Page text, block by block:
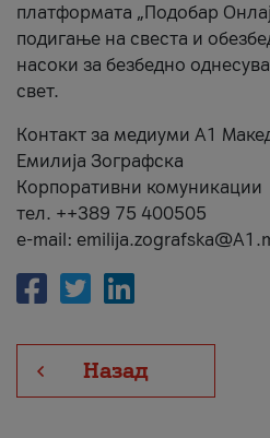
платформата „Подобар
подигање на свеста и
насоки за безбедно
свет.
Контакт за медиуми А1
Емилија Зографска
Корпоративни комуникации
тел. ++389 75 400505
e-mail:
Назад